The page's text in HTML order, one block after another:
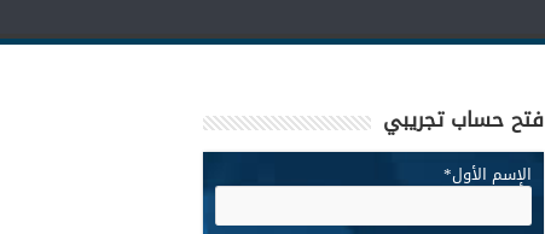
فتح حساب تجريبي
الإسم الأول*